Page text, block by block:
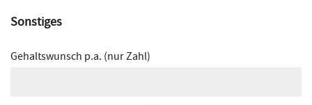
Sonstiges
Gehaltswunsch p.a. (nur Zahl)